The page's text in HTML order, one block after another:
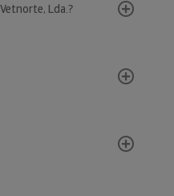
Lda.?